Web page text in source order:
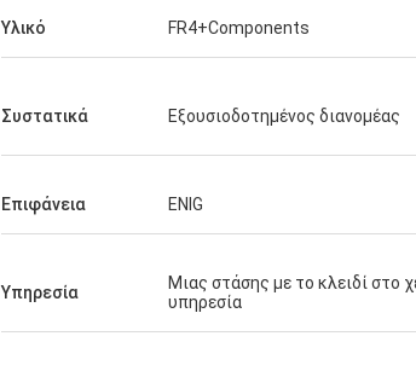
Υλικό FR4+Components
Συστατικά Εξουσιοδοτημένος διανομέας
Επιφάνεια ENIG
Υπηρεσία
Μιας στάσης με το κλειδί στο
υπηρεσία